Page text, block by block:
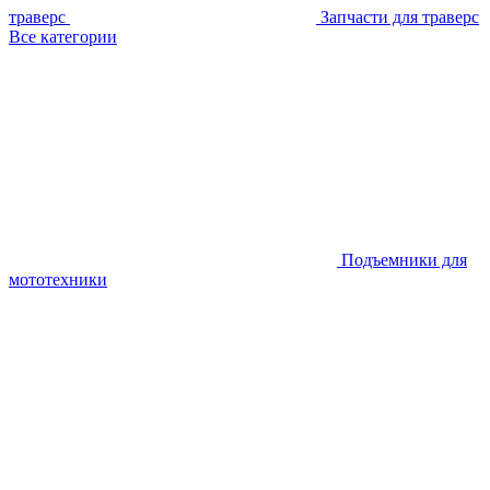
траверс
Запчасти для траверс
Все категории
Подъемники для
мототехники